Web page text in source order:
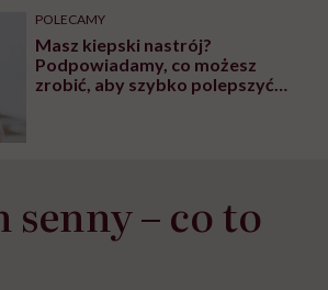
pracy
POLECAMY
Masz kiepski nastrój?
Podpowiadamy, co możesz
zrobić, aby szybko polepszyć
senny – co to